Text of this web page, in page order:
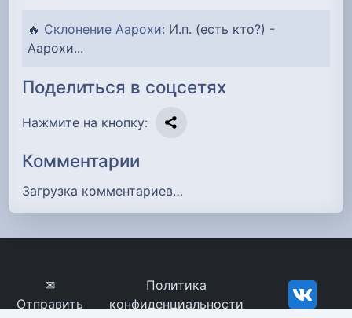
🔥 Склонение Аарохи: И.п. (есть кто?) -
Аарохи...
Поделиться в соцсетях
Нажмите на кнопку:
Комментарии
Загрузка комментариев…
✉
Отправить
Политика
конфиденциальности